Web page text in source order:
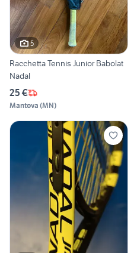
5
Racchetta Tennis Junior Babolat
Nadal
25 €
Mantova (MN)